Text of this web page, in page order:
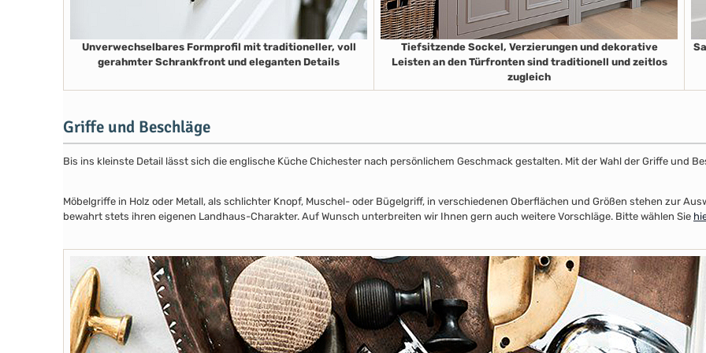
Unverwechselbares Formprofil mit traditioneller, voll
gerahmter Schrankfront und eleganten Details
Tiefsitzende Sockel, Verzierungen und dekorative
Leisten an den Türfronten sind traditionell und zeitlos
zugleich
Griffe und Beschläge
Bis ins kleinste Detail lässt sich die englische Küche Chichester nach persönlichem Geschmack gestalten. Mit der Wahl der Griffe und
Möbelgriffe in Holz oder Metall, als schlichter Knopf, Muschel- oder Bügelgriff, in verschiedenen Oberflächen und Größen stehen zur
bewahrt stets ihren eigenen Landhaus-Charakter. Auf Wunsch unterbreiten wir Ihnen gern auch weitere Vorschläge. Bitte wählen Sie